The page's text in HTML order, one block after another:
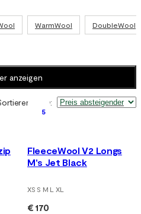
getestet und von
verwendet.
WarmWool DoubleWool
anzeigen
nach:
5
FleeceWool V2 Longs
M's Jet Black
XS S M L XL
€ 170